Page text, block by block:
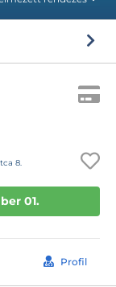
8.
01.
Profil